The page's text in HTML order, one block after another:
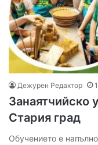
Дежурен Редактор
Занаятчийско
Стария град
Обучението е